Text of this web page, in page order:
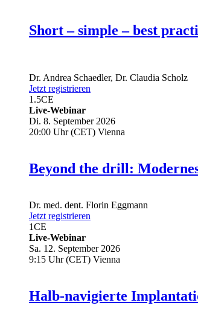
Short – simple – best
Dr. Andrea Schaedler, Dr. Claudia Scholz
Jetzt registrieren
1.5CE
Live-Webinar
Di. 8. September 2026
20:00 Uhr (CET) Vienna
Beyond the drill:
Dr. med. dent. Florin Eggmann
Jetzt registrieren
1CE
Live-Webinar
Sa. 12. September 2026
9:15 Uhr (CET) Vienna
Halb-navigierte